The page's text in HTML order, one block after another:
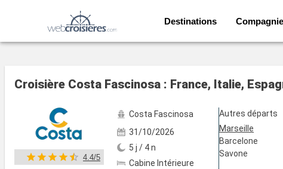
Destinations
Voir les 59 autres photos
Croisière Costa Fascinosa : France, Italie,
4.4/5
Costa Fascinosa
31/10/2026
5 j / 4 n
Cabine Intérieure
Autres départs
Marseille
Barcelone
Savone